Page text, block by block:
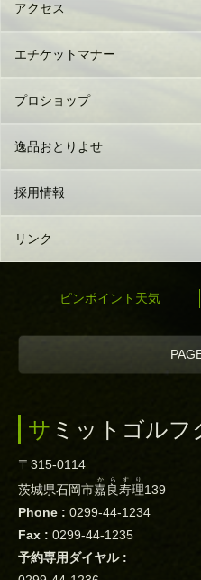
アクセス
エチケットマナー
プロショップ
逸品おとりよせ
採用情報
リンク
ピンポイント天気
サミットゴル
〒315-0114
茨城県石岡市嘉良寿理
からすり
139
Phone : 0299-44-1234
Fax : 0299-44-1235
予約専用ダイヤル :